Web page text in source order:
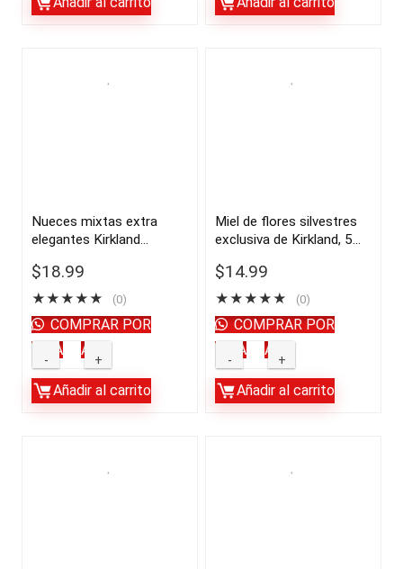
cáscara
importado
de
USA
quantity
Semillas
orgánica
3
libras,
paquete
de
2
|
importado
de
USA
Nueces mixtas extra
elegantes Kirkland
Importado de USA
$18.99
★★★★★ (0)
Nueces
mixtas
extra
Signature,
Añadir al carrito
COMPRAR POR
WHATSAPP
Miel de flores silvestres
exclusiva de Kirkland, 5
$14.99
★★★★★ (0)
Miel
de
flores
Añadir al carrito
COMPRAR POR
WHATSAPP